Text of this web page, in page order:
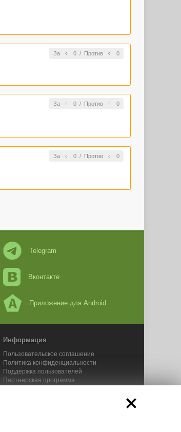
За 0/ Против 0
За 0/ Против 0
За 0/ Против 0
Telegram
Вконтакте
Приложение для Android
Информация
Пользовательское соглашение
Политика конфиденциальности
Поддержка пользователей
Партнерская программа